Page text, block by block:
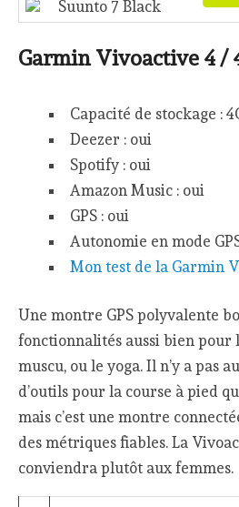
Suunto 7 Black
Garmin Vivoactive 4 /
Capacité de stockage :
Deezer : oui
Spotify : oui
Amazon Music : oui
GPS : oui
Autonomie en mode
Mon test de la Garmin
Une montre GPS polyvalente
fonctionnalités aussi bien pour
muscu, ou le yoga. Il n’y a pas
d’outils pour la course à pied
mais c’est une montre
des métriques fiables. La
conviendra plutôt aux femmes.